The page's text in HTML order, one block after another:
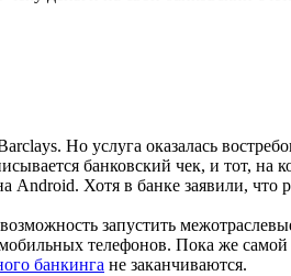
Но услуга оказалась
банковский чек, и тот,
Хотя в банке заявили, что
запустить
телефонов. Пока же
банкинга не заканчиваются.